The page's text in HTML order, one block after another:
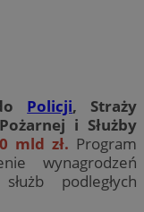
Policji, Straży
i Służby
mld zł. Program
wynagrodzeń
podległych